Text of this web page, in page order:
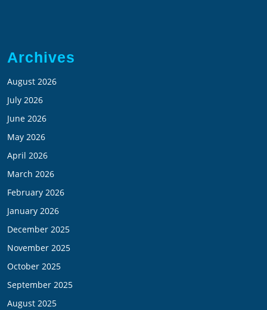
Archives
August 2026
July 2026
June 2026
May 2026
April 2026
March 2026
February 2026
January 2026
December 2025
November 2025
October 2025
September 2025
August 2025